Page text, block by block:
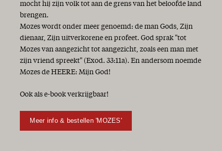
mocht hij zijn volk tot aan de grens van het beloofde land
brengen.
Mozes wordt onder meer genoemd: de man Gods, Zijn
dienaar, Zijn uitverkorene en profeet. God sprak "tot
Mozes van aangezicht tot aangezicht, zoals een man met
zijn vriend spreekt" (Exod. 33:11a). En andersom noemde
Mozes de HEERE: Mijn God!
Ook als e-book verkrijgbaar!
Meer info & bestellen 'MOZES'